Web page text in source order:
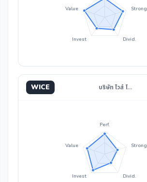
Strong
Divid.
Invest
Value
WICE บริษัท ไวส์ โ…
Perf.
Strong
Divid.
Invest
Value